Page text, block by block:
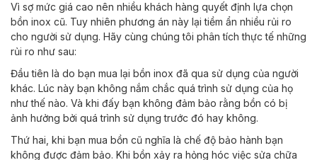
Vì sợ mức giá cao nên nhiều khách hàng quyết định lựa chọn
bồn inox cũ. Tuy nhiên phương án này lại tiềm ẩn nhiều rủi ro
cho người sử dụng. Hãy cùng chúng tôi phân tích thực tế những
rủi ro như sau:
Đầu tiên là do bạn mua lại bồn inox đã qua sử dụng của người
khác. Lúc này bạn không nắm chắc quá trình sử dụng của họ
như thế nào. Và khi đấy bạn không đảm bảo rằng bồn có bị
ảnh hưởng bởi quá trình sử dụng trước đó hay không.
Thứ hai, khi bạn mua bồn cũ nghĩa là chế độ bảo hành bạn
không được đảm bảo. Khi bồn xảy ra hỏng hóc việc sửa chữa